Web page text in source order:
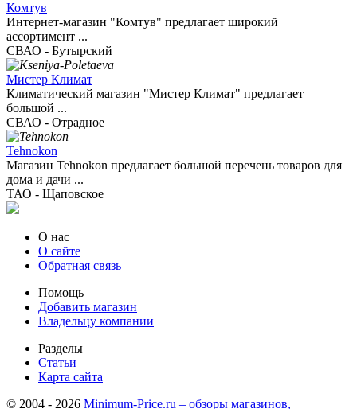
Комтув
Интернет-магазин "Комтув" предлагает широкий
ассортимент ...
СВАО - Бутырский
Мистер Климат
Климатический магазин "Мистер Климат" предлагает
большой ...
СВАО - Отрадное
Tehnokon
Магазин Tehnokon предлагает большой перечень товаров для
дома и дачи ...
ТАО - Щаповское
О нас
О сайте
Обратная связь
Помощь
Добавить магазин
Владельцу компании
Разделы
Статьи
Карта сайта
© 2004 - 2026 Minimum-Price.ru – обзоры магазинов,